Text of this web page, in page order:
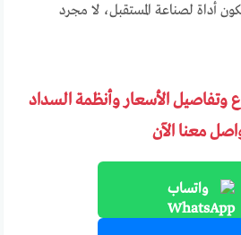
أداة لصناعة المستقبل، لا مجرد
وتفاصيل الأسعار وأنظمة السداد
معنا الآن
واتساب